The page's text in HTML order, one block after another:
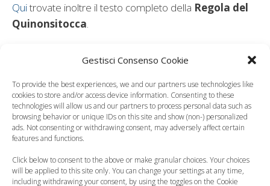
Gestisci Consenso Cookie
To provide the best experiences, we and our partners use technologies like
cookies to store and/or access device information. Consenting to these
technologies will allow us and our partners to process personal data such as
browsing behavior or unique IDs on this site and show (non-) personalized
ads. Not consenting or withdrawing consent, may adversely affect certain
features and functions.
Click below to consent to the above or make granular choices. Your choices
will be applied to this site only. You can change your settings at any time,
including withdrawing your consent, by using the toggles on the Cookie
Quitrovate inoltre il testo completo della Regola del
Quinonsitocca.
Leggi anche: